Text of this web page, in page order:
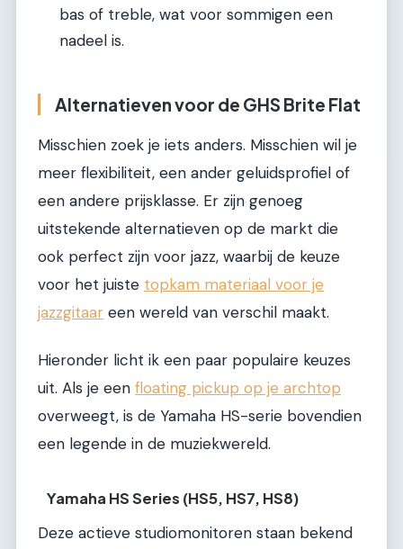
bas of treble, wat voor sommigen een
nadeel is.
Alternatieven voor de GHS Brite Flat
Misschien zoek je iets anders. Misschien wil je
meer flexibiliteit, een ander geluidsprofiel of
een andere prijsklasse. Er zijn genoeg
uitstekende alternatieven op de markt die
ook perfect zijn voor jazz, waarbij de keuze
voor het juiste topkam materiaal voor je
jazzgitaar een wereld van verschil maakt.
Hieronder licht ik een paar populaire keuzes
uit. Als je een floating pickup op je archtop
overweegt, is de Yamaha HS-serie bovendien
een legende in de muziekwereld.
Yamaha HS Series (HS5, HS7, HS8)
Deze actieve studiomonitoren staan bekend